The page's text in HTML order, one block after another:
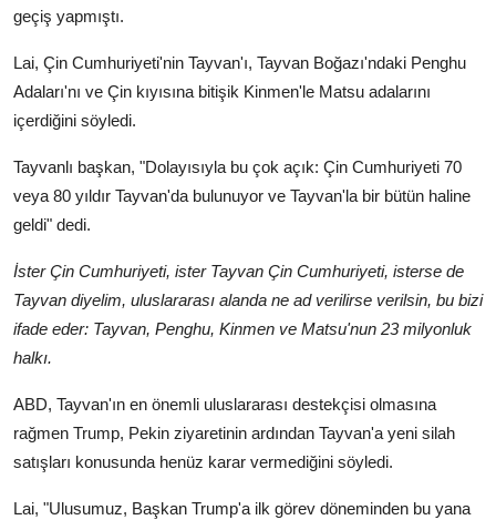
geçiş yapmıştı.
Lai, Çin Cumhuriyeti'nin Tayvan'ı, Tayvan Boğazı'ndaki Penghu
Adaları'nı ve Çin kıyısına bitişik Kinmen'le Matsu adalarını
içerdiğini söyledi.
Tayvanlı başkan, "Dolayısıyla bu çok açık: Çin Cumhuriyeti 70
veya 80 yıldır Tayvan'da bulunuyor ve Tayvan'la bir bütün haline
geldi" dedi.
İster Çin Cumhuriyeti, ister Tayvan Çin Cumhuriyeti, isterse de
Tayvan diyelim, uluslararası alanda ne ad verilirse verilsin, bu bizi
ifade eder: Tayvan, Penghu, Kinmen ve Matsu'nun 23 milyonluk
halkı.
ABD, Tayvan'ın en önemli uluslararası destekçisi olmasına
rağmen Trump, Pekin ziyaretinin ardından Tayvan'a yeni silah
satışları konusunda henüz karar vermediğini söyledi.
Lai, "Ulusumuz, Başkan Trump'a ilk görev döneminden bu yana